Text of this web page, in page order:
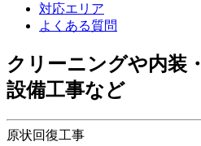
対応エリア
よくある質問
クリーニングや内装・
設備工事など
原状回復工事